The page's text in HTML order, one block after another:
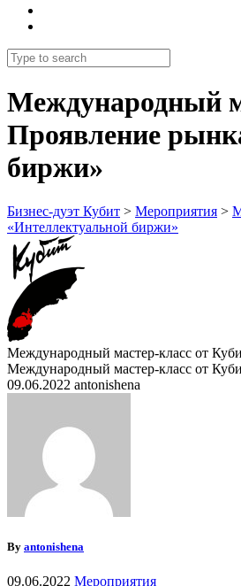
Международный
Проявление
биржи»
Бизнес-дуэт Кубит > Мероприятия >
«Интеллектуальной биржи»
Международный мастер-класс от
Международный мастер-класс от
09.06.2022 antonishena
By antonishena
09.06.2022 Мероприятия